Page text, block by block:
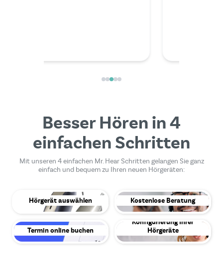
Besser Hören in 4
einfachen Schritten
Mit unseren 4 einfachen Mr. Hear Schritten gelangen Sie ganz
einfach und bequem zu Ihren neuen Hörgeräten:
Hörgerät auswählen Kostenlose Beratung
Termin online buchen
Konfigurierung Ihrer
Hörgeräte